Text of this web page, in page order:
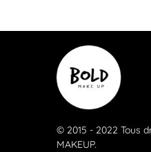
© 2015 - 2022 Tous
MAKEUP.